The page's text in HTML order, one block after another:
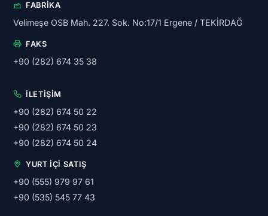
FABRIKA
Velimeşe OSB Mah. 227. Sok. No:17/1 Ergene / TEKİRDAĞ
FAKS
+90 (282) 674 35 38
İLETIŞIM
+90 (282) 674 50 22
+90 (282) 674 50 23
+90 (282) 674 50 24
YURT İÇI SATIŞ
+90 (555) 979 97 61
+90 (535) 545 77 43